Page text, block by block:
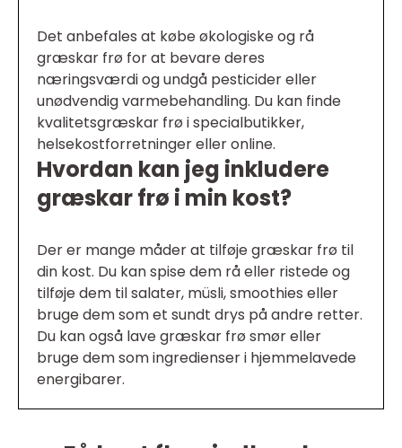
Det anbefales at købe økologiske og rå
græskar frø for at bevare deres
næringsværdi og undgå pesticider eller
unødvendig varmebehandling. Du kan finde
kvalitetsgræskar frø i specialbutikker,
helsekostforretninger eller online.
Hvordan kan jeg inkludere
græskar frø i min kost?
Der er mange måder at tilføje græskar frø til
din kost. Du kan spise dem rå eller ristede og
tilføje dem til salater, müsli, smoothies eller
bruge dem som et sundt drys på andre retter.
Du kan også lave græskar frø smør eller
bruge dem som ingredienser i hjemmelavede
energibarer.